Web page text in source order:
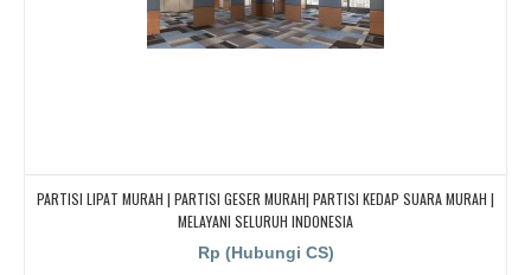
PARTISI LIPAT MURAH | PARTISI GESER MURAH| PARTISI KEDAP SUARA MURAH |
MELAYANI SELURUH INDONESIA
Rp (Hubungi CS)